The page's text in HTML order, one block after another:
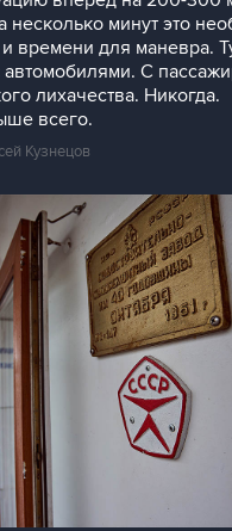
несколько минут это
и времени для маневра.
автомобилями. С
лихачества. Никогда.
всего.
Кузнецов